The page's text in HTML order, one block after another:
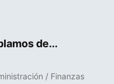
de...
/ Finanzas